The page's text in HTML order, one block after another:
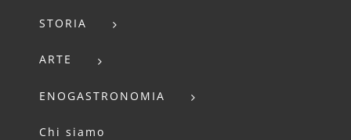
STORIA
ARTE
ENOGASTRONOMIA
Chi siamo